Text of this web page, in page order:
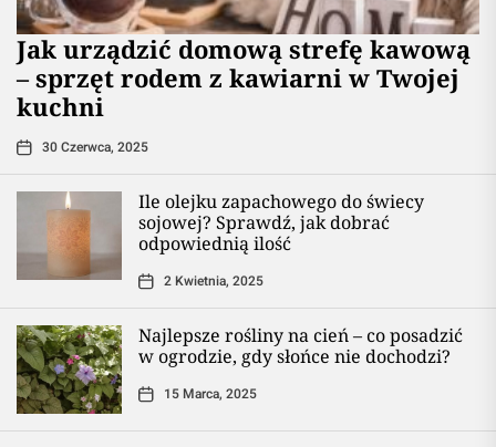
​Jak urządzić domową strefę kawową
– sprzęt rodem z kawiarni w Twojej
kuchni
30 Czerwca, 2025
Ile olejku zapachowego do świecy
sojowej? Sprawdź, jak dobrać
odpowiednią ilość
2 Kwietnia, 2025
Najlepsze rośliny na cień – co posadzić
w ogrodzie, gdy słońce nie dochodzi?
15 Marca, 2025